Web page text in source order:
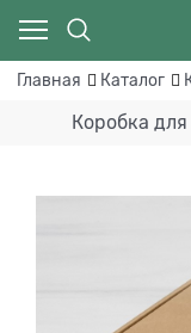
Главная Каталог
Коробка